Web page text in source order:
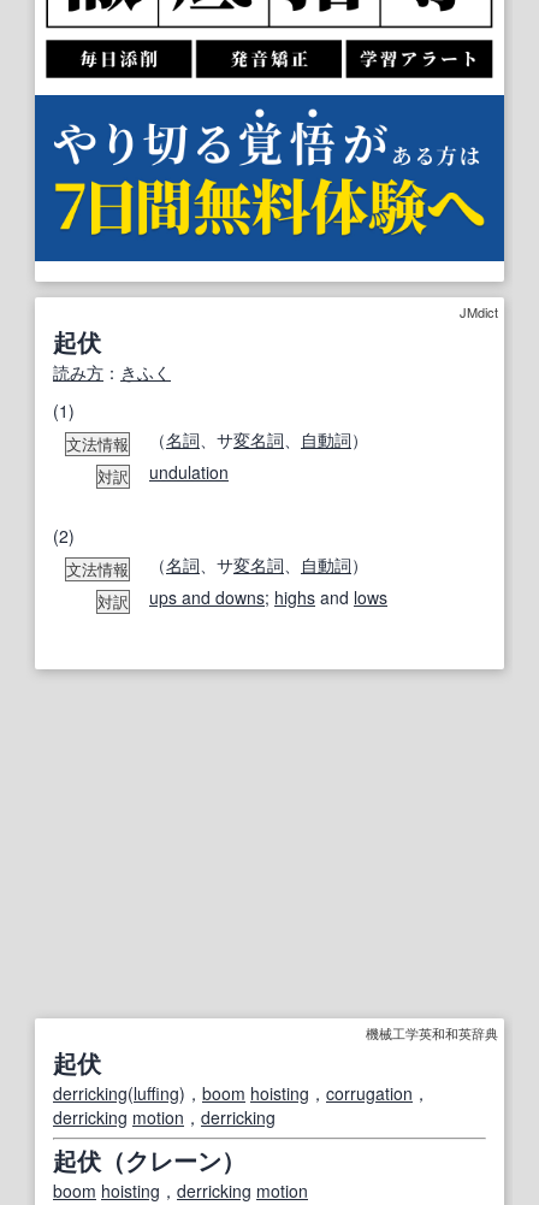
JMdict
起伏
読み方 ： きふく
(1)
文法情報 （名詞、サ変名詞、 自動詞）
対訳 undulation
(2)
文法情報 （名詞、サ変名詞、 自動詞）
対訳 ups and downs; highs and lows
機械工学英和和英辞典
起伏
derricking(luffing)， boom hoisting ， corrugation ，
derricking motion ， derricking
起伏（クレーン）
boom hoisting ， derricking motion